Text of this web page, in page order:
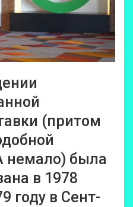
(притом
немало) была
в 1978
году в Сент-